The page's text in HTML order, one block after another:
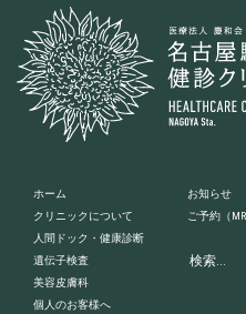
ホーム
クリニックについて
人間ドック・健康診断
遺伝子検査
美容皮膚科
個人のお客様へ
お知らせ
ご予約 （